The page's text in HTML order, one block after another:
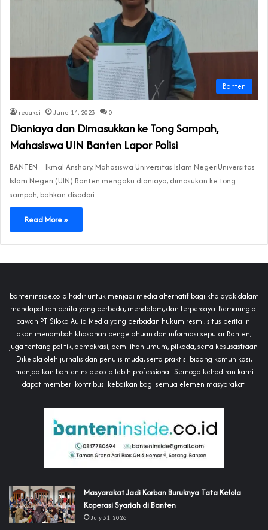
Banten
redaksi June 14, 2023 0
Dianiaya dan Dimasukkan ke Tong Sampah,
Mahasiswa UIN Banten Lapor Polisi
BANTEN – Ikmal Anshary, Mahasiswa Universitas Islam NegeriUniversitas
Islam Negeri (UIN) Banten mengaku dianiaya, dimasukan ke tong
sampah, bahkan disodori…
Read More »
banteninside.co.id hadir untuk menjadi media alternatif bagi khalayak dalam
mendapatkan berita yang berbeda, mendalam, dan terpercaya. Bernaung di
bawah PT Siloka Aulia Media yang berbadan hukum resmi, situs berita ini
akan menambah khasanah pengetahuan dan informasi seputar Banten,
juga tentang politik, demokrasi, pemilihan umum, pilkada, serta kesusastraan.
Dikelola oleh jurnalis dan penulis muda, serta praktisi bidang komunikasi,
menjadikan banteninside.co.id lebih professional. Semoga kehadiran kami
dapat memberi kontribusi kebaikan bagi semua elemen masyarakat.
‎Masyarakat Jadi Korban Buruknya Tata Kelola
Koperasi Syariah di Banten
July 31, 2026